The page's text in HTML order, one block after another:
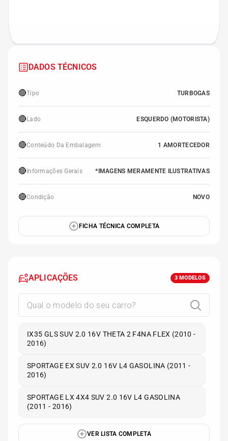
DADOS TÉCNICOS
🔴Tipo TURBOGAS
🔴 Lado ESQUERDO (MOTORISTA)
🔴Conteúdo Da Embalagem 1 AMORTECEDOR
🔴 Informações Gerais *IMAGENS MERAMENTE ILUSTRATIVAS
🔴Condição NOVO
FICHA TÉCNICA COMPLETA
APLICAÇÕES 3 MODELOS
IX35 GLS SUV 2.0 16V THETA 2 F4NA FLEX (2010 -
2016)
SPORTAGE EX SUV 2.0 16V L4 GASOLINA (2011 -
2016)
SPORTAGE LX 4X4 SUV 2.0 16V L4 GASOLINA
(2011 - 2016)
VER LISTA COMPLETA